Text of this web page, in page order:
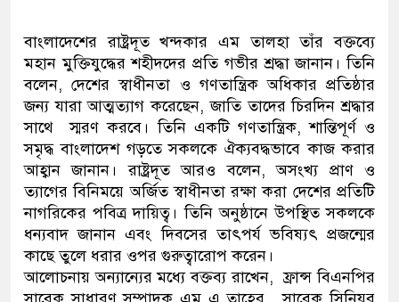
বাংলাদেশের রাষ্ট্রদূত খন্দকার এম তালহা তাঁর বক্তব্যে
মহান মুক্তিযুদ্ধের শহীদদের প্রতি গভীর শ্রদ্ধা জানান। তিনি
বলেন, দেশের স্বাধীনতা ও গণতান্ত্রিক অধিকার প্রতিষ্ঠার
জন্য যারা আত্মত্যাগ করেছেন, জাতি তাদের চিরদিন শ্রদ্ধার
সাথে স্মরণ করবে। তিনি একটি গণতান্ত্রিক, শান্তিপূর্ণ ও
সমৃদ্ধ বাংলাদেশ গড়তে সকলকে ঐক্যবদ্ধভাবে কাজ করার
আহ্বান জানান। রাষ্ট্রদূত আরও বলেন, অসংখ্য প্রাণ ও
ত্যাগের বিনিময়ে অর্জিত স্বাধীনতা রক্ষা করা দেশের প্রতিটি
নাগরিকের পবিত্র দায়িত্ব। তিনি অনুষ্ঠানে উপস্থিত সকলকে
ধন্যবাদ জানান এবং দিবসের তাৎপর্য ভবিষ্যৎ প্রজন্মের
কাছে তুলে ধরার ওপর গুরুত্বারোপ করেন।
আলোচনায় অন্যান্যের মধ্যে বক্তব্য রাখেন, ফ্রান্স বিএনপির